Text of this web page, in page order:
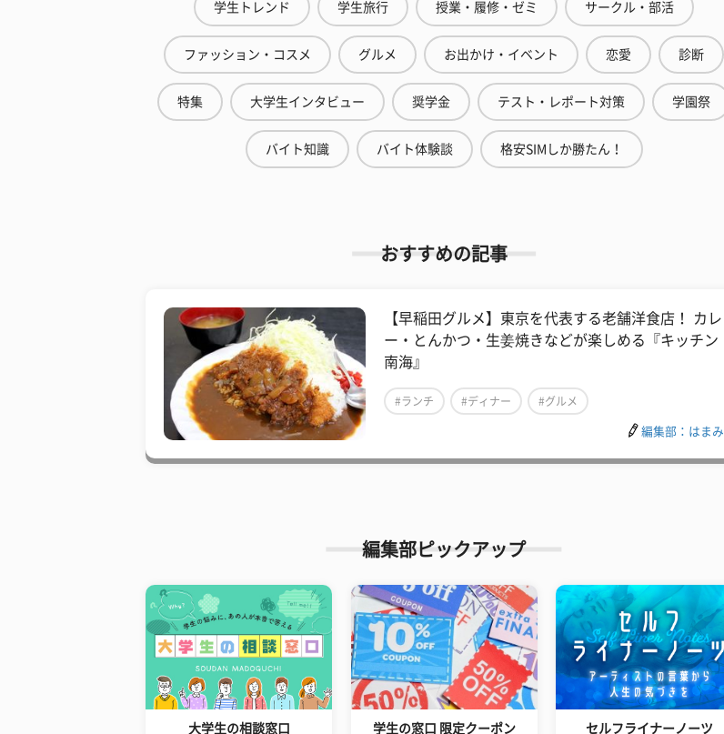
学生トレンド 学生旅行 授業・履修・ゼミ サークル・部活
ファッション・コスメ グルメ お出かけ・イベント 恋愛 診断
特集 大学生インタビュー 奨学金 テスト・レポート対策 学園祭
バイト知識 バイト体験談 格安SIMしか勝たん！
おすすめの記事
【早稲田グルメ】東京を代表する老舗洋食店！ カレ
ー・とんかつ・生姜焼きなどが楽しめる『キッチン
南海』
#ランチ #ディナー #グルメ
編集部：はまみ
編集部ピックアップ
大学生の相談窓口 学生の窓口 限定クーポン セルフライナーノーツ